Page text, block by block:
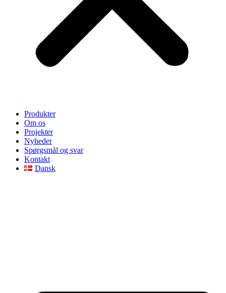
Produkter
Om os
Projekter
Nyheder
Spørgsmål og svar
Kontakt
Dansk